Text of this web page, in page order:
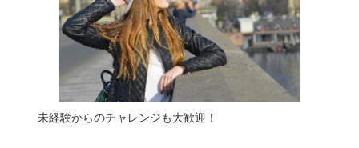
未経験からのチャレンジも大歓迎！